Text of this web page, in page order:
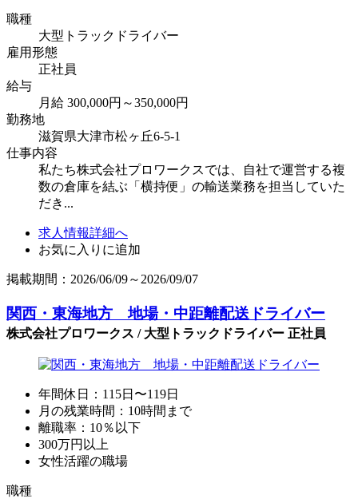
職種
大型トラックドライバー
雇用形態
正社員
給与
月給 300,000円～350,000円
勤務地
滋賀県大津市松ヶ丘6-5-1
仕事内容
私たち株式会社プロワークスでは、自社で運営する複
数の倉庫を結ぶ「横持便」の輸送業務を担当していた
だき...
求人情報詳細へ
お気に入りに追加
掲載期間：2026/06/09～2026/09/07
関西・東海地方 地場・中距離配送ドライバー
株式会社プロワークス / 大型トラックドライバー 正社員
年間休日：115日〜119日
月の残業時間：10時間まで
離職率：10％以下
300万円以上
女性活躍の職場
職種